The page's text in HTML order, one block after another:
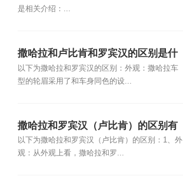
是相关介绍：...
撒哈拉和卢比肯和罗宾汉的区别是什
么？
以下为撒哈拉和罗宾汉的区别：外观：撒哈拉车
型的轮眉采用了和车身同色的设...
撒哈拉和罗宾汉（卢比肯）的区别有
哪些？
以下为撒哈拉和罗宾汉（卢比肯）的区别：1、外
观：从外观上看，撒哈拉和罗...